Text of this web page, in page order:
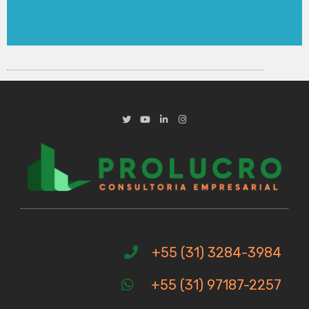
+55 (31) 3284-3984
+55 (31) 97187-2257